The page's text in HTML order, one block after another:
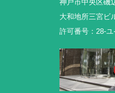
神戸市中央区磯
大和地所三宮ビ
許可番号：28-ユ